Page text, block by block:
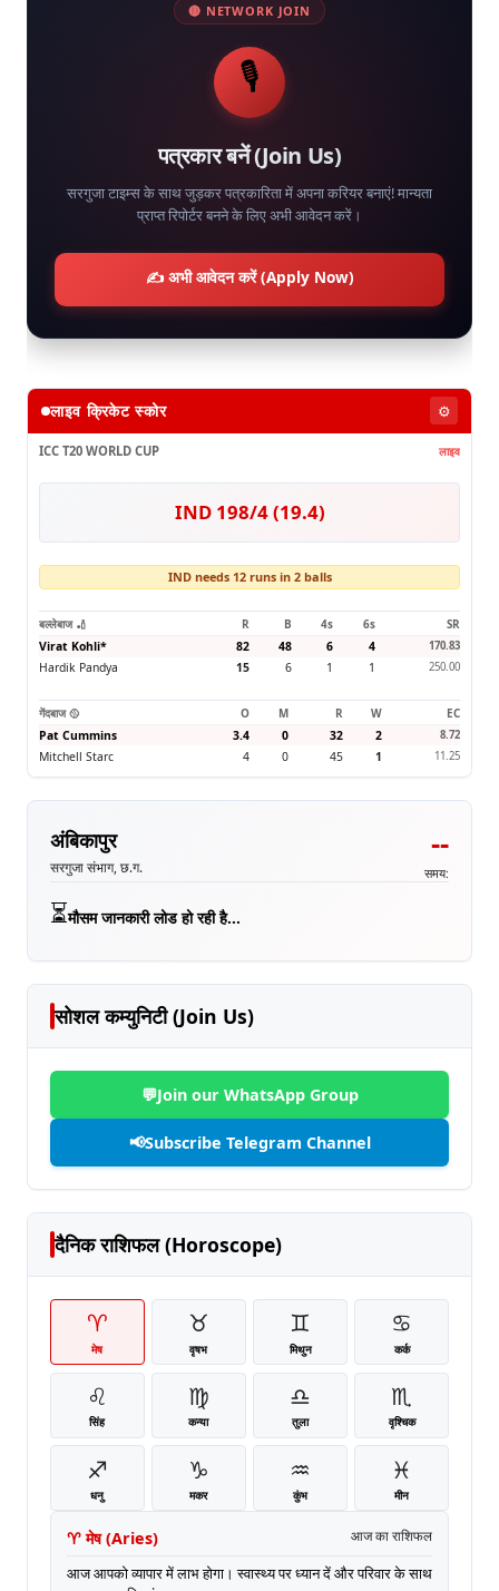
🔴 NETWORK JOIN
🎙️
पत्रकार बनें (Join Us)
सरगुजा टाइम्स के साथ जुड़कर पत्रकारिता में अपना करियर बनाएं! मान्यता
प्राप्त रिपोर्टर बनने के लिए अभी आवेदन करें।
✍️ अभी आवेदन करें (Apply Now)
लाइव क्रिकेट स्कोर ⚙️
ICC T20 WORLD CUP लाइव
IND 198/4 (19.4)
IND needs 12 runs in 2 balls
बल्लेबाज 🏏 R B 4s 6s
SR
Virat Kohli* 82 48 6 4 170.83
Hardik Pandya 15 6 1 1 250.00
गेंदबाज 🥎 O M R W
EC
Pat Cummins
3.4 0 32 2 8.72
Mitchell Starc 4 0 45 1 11.25
अंबिकापुर
सरगुजा संभाग, छ.ग.
--
समय:
⏳मौसम जानकारी लोड हो रही है...
सोशल कम्युनिटी (Join Us)
💬Join our WhatsApp Group
📢Subscribe Telegram Channel
दैनिक राशिफल (Horoscope)
♈
मेष
♉
वृषभ
♊
मिथुन
♋
कर्क
♌
सिंह
♍
कन्या
♎
तुला
♏
वृश्चिक
♐
धनु
♑
मकर
♒
कुंभ
♓
मीन
♈ मेष(Aries) आज का राशिफल
आज आपको व्यापार में लाभ होगा। स्वास्थ्य पर ध्यान दें और परिवार के साथ